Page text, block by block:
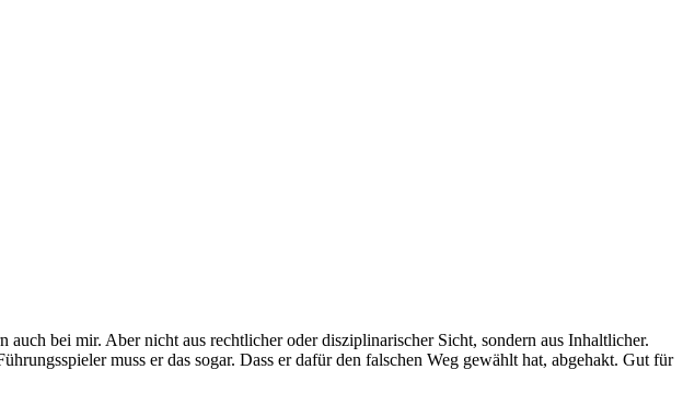
bei mir. Aber nicht aus rechtlicher oder disziplinarischer Sicht, sondern aus Inhaltlicher.
muss er das sogar. Dass er dafür den falschen Weg gewählt hat, abgehakt. Gut für